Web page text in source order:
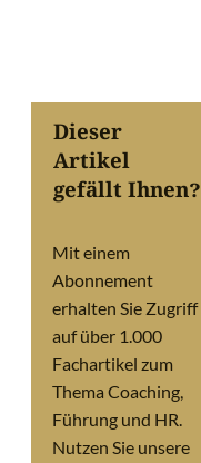
Dieser
Artikel
gefällt Ihnen?
Mit einem
Abonnement
erhalten Sie Zugriff
auf über 1.000
Fachartikel zum
Thema Coaching,
Führung und HR.
Nutzen Sie unsere